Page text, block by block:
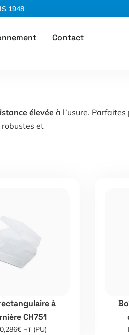
1948
Contact
élevéeà l’usure. Parfaites
et
à
CH751
HT(PU)